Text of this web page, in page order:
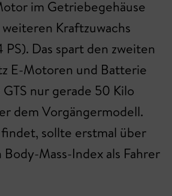
im Getriebegehäuse
Kraftzuwachs
Das spart den zweiten
E-Motoren und Batterie
nur gerade 50 Kilo
dem Vorgängermodell.
findet, sollte erstmal über
Mass-Index als Fahrer